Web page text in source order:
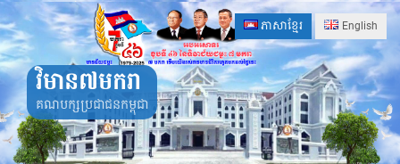
Skip
to
content
ភាសាខ្មែរ English
វិមាន៧មករា
គណបក្សប្រជាជនកម្ពុជា